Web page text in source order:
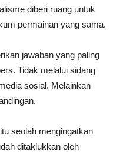
diberi ruang untuk
permainan yang sama.
jawaban yang paling
Tidak melalui sidang
sosial. Melainkan
seolah mengingatkan
ditaklukkan oleh